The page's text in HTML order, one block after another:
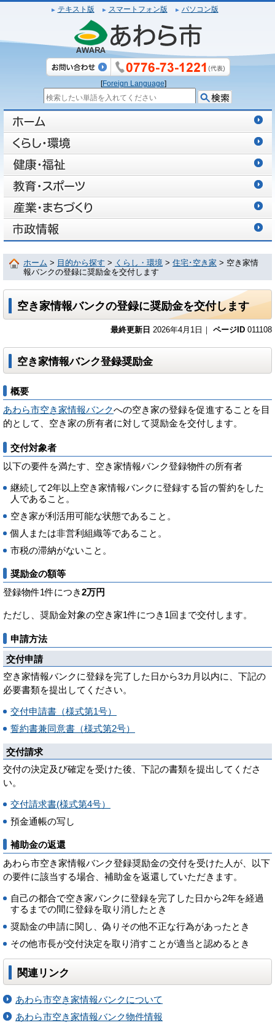
テキスト版 スマートフォン版 パソコン版
[Foreign Language]
ホーム > 目的から探す > くらし・環境 > 住宅･空き家 > 空き家情
報バンクの登録に奨励金を交付します
空き家情報バンクの登録に奨励金を交付します
最終更新日 2026年4月1日｜ ページID 011108
空き家情報バンク登録奨励金
概要
あわら市空き家情報バンクへの空き家の登録を促進することを目
的として、空き家の所有者に対して奨励金を交付します。
交付対象者
以下の要件を満たす、空き家情報バンク登録物件の所有者
継続して2年以上空き家情報バンクに登録する旨の誓約をした
人であること。
空き家が利活用可能な状態であること。
個人または非営利組織等であること。
市税の滞納がないこと。
奨励金の額等
登録物件1件につき2万円
ただし、奨励金対象の空き家1件につき1回まで交付します。
申請方法
交付申請
空き家情報バンクに登録を完了した日から3カ月以内に、下記の
必要書類を提出してください。
交付申請書（様式第1号）
誓約書兼同意書（様式第2号）
交付請求
交付の決定及び確定を受けた後、下記の書類を提出してくださ
い。
交付請求書(様式第4号）
預金通帳の写し
補助金の返還
あわら市空き家情報バンク登録奨励金の交付を受けた人が、以下
の要件に該当する場合、補助金を返還していただきます。
自己の都合で空き家バンクに登録を完了した日から2年を経過
するまでの間に登録を取り消したとき
奨励金の申請に関し、偽りその他不正な行為があったとき
その他市長が交付決定を取り消すことが適当と認めるとき
関連リンク
あわら市空き家情報バンクについて
あわら市空き家情報バンク物件情報